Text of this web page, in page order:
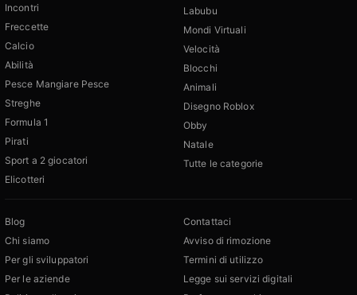
Incontri
Freccette
Calcio
Abilità
Pesce Mangiare Pesce
Streghe
Formula 1
Pirati
Sport a 2 giocatori
Elicotteri
Labubu
Mondi Virtuali
Velocità
Blocchi
Animali
Disegno Roblox
Obby
Natale
Tutte le categorie
Blog
Chi siamo
Per gli sviluppatori
Per le aziende
Contattaci
Avviso di rimozione
Termini di utilizzo
Legge sui servizi digitali